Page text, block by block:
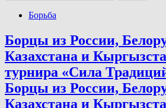
Борьба
Борцы из России,
Казахстана и
турнира «Сила
Борцы из России,
Казахстана и